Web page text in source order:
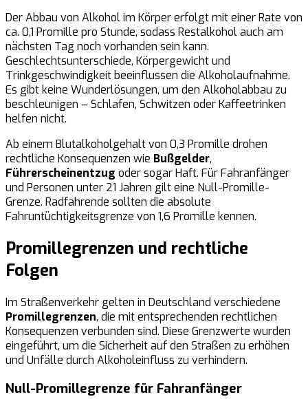
Der Abbau von Alkohol im Körper erfolgt mit einer Rate von
ca. 0,1 Promille pro Stunde, sodass Restalkohol auch am
nächsten Tag noch vorhanden sein kann.
Geschlechtsunterschiede, Körpergewicht und
Trinkgeschwindigkeit beeinflussen die Alkoholaufnahme.
Es gibt keine Wunderlösungen, um den Alkoholabbau zu
beschleunigen – Schlafen, Schwitzen oder Kaffeetrinken
helfen nicht.
Ab einem Blutalkoholgehalt von 0,3 Promille drohen
rechtliche Konsequenzen wie Bußgelder,
Führerscheinentzug oder sogar Haft. Für Fahranfänger
und Personen unter 21 Jahren gilt eine Null-Promille-
Grenze. Radfahrende sollten die absolute
Fahruntüchtigkeitsgrenze von 1,6 Promille kennen.
Promillegrenzen und rechtliche
Folgen
Im Straßenverkehr gelten in Deutschland verschiedene
Promillegrenzen, die mit entsprechenden rechtlichen
Konsequenzen verbunden sind. Diese Grenzwerte wurden
eingeführt, um die Sicherheit auf den Straßen zu erhöhen
und Unfälle durch Alkoholeinfluss zu verhindern.
Null-Promillegrenze für Fahranfänger